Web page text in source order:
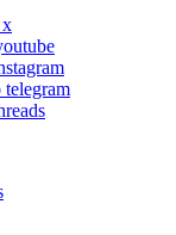
x
telegram